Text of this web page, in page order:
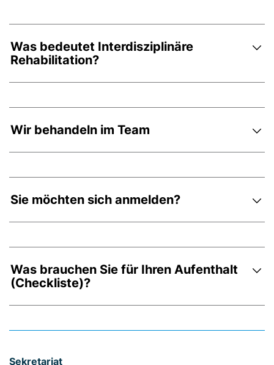
Was bedeutet Interdisziplinäre
Rehabilitation?
Wir behandeln im Team
Sie möchten sich anmelden?
Was brauchen Sie für Ihren Aufenthalt
(Checkliste)?
Sekretariat